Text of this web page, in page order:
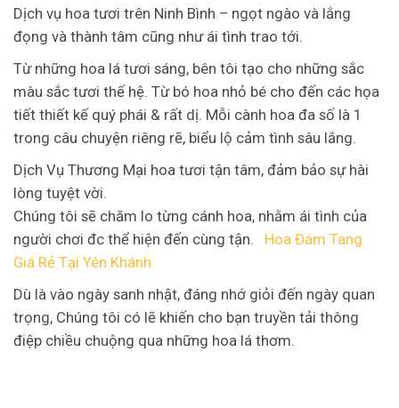
Dịch vụ hoa tươi trên Ninh Bình – ngọt ngào và lắng
đọng và thành tâm cũng như ái tình trao tới.
Từ những hoa lá tươi sáng, bên tôi tạo cho những sắc
màu sắc tươi thế hệ. Từ bó hoa nhỏ bé cho đến các họa
tiết thiết kế quý phái & rất dị. Mỗi cành hoa đa số là 1
trong câu chuyện riêng rẽ, biểu lộ cảm tình sâu lắng.
Dịch Vụ Thương Mại hoa tươi tận tâm, đảm bảo sự hài
lòng tuyệt vời.
Chúng tôi sẽ chăm lo từng cánh hoa, nhằm ái tình của
người chơi đc thể hiện đến cùng tận. Hoa Đám Tang
Giá Rẻ Tại Yên Khánh
Dù là vào ngày sanh nhật, đáng nhớ giỏi đến ngày quan
trọng, Chúng tôi có lẽ khiến cho bạn truyền tải thông
điệp chiều chuộng qua những hoa lá thơm.